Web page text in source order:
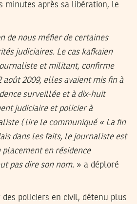
minutes après sa libération, le
de nous méfier de certaines
judiciaires. Le cas kafkaien
et militant, confirme
août 2009, elles avaient mis fin à
surveillée et à dix-huit
judiciaire et policier à
( lire le communiqué « La fin
dans les faits, le journaliste est
placement en résidence
pas dire son nom. » a déploré
des policiers en civil, détenu plus